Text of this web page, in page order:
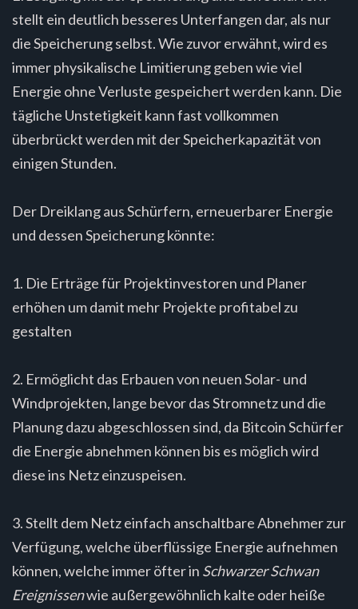
stellt ein deutlich besseres Unterfangen dar, als nur
die Speicherung selbst. Wie zuvor erwähnt, wird es
immer physikalische Limitierung geben wie viel
Energie ohne Verluste gespeichert werden kann. Die
tägliche Unstetigkeit kann fast vollkommen
überbrückt werden mit der Speicherkapazität von
einigen Stunden.
Der Dreiklang aus Schürfern, erneuerbarer Energie
und dessen Speicherung könnte:
1. Die Erträge für Projektinvestoren und Planer
erhöhen um damit mehr Projekte profitabel zu
gestalten
2. Ermöglicht das Erbauen von neuen Solar- und
Windprojekten, lange bevor das Stromnetz und die
Planung dazu abgeschlossen sind, da Bitcoin Schürfer
die Energie abnehmen können bis es möglich wird
diese ins Netz einzuspeisen.
3. Stellt dem Netz einfach anschaltbare Abnehmer zur
Verfügung, welche überflüssige Energie aufnehmen
können, welche immer öfter in Schwarzer Schwan
Ereignissenwie außergewöhnlich kalte oder heiße